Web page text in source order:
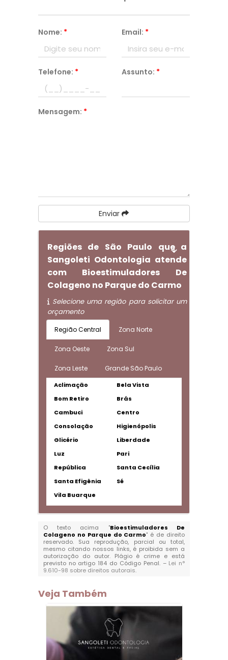
Nome: * Email: *
Telefone: * Assunto: *
Mensagem: *
Enviar
Regiões de São Paulo que a
Sangoleti Odontologia atende
com Bioestimuladores De
Colageno no Parque do Carmo
Selecione uma região para solicitar um
orçamento
Região Central Zona Norte
Zona Oeste Zona Sul
Zona Leste Grande São Paulo
Aclimação
Bela Vista
Bom Retiro
Brás
Cambuci
Centro
Consolação
Higienópolis
Glicério
Liberdade
Luz
Pari
República
Santa Cecília
Santa Efigênia
Sé
Vila Buarque
O texto acima "Bioestimuladores De
Colageno no Parque do Carmo" é de direito
reservado. Sua reprodução, parcial ou total,
mesmo citando nossos links, é proibida sem a
autorização do autor. Plágio é crime e está
previsto no artigo 184 do Código Penal. – Lei n°
9.610-98 sobre direitos autorais.
Veja Também